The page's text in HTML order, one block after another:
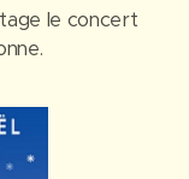
le concert